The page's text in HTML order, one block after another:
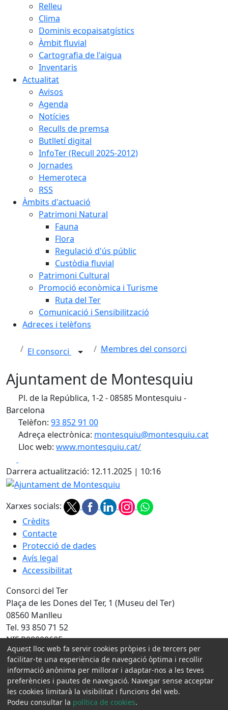
Relleu
Clima
Dominis ecopaisatgístics
Àmbit fluvial
Cartografia de l'aigua
Inventaris
Actualitat
Avisos
Agenda
Notícies
Reculls de premsa
Butlletí digital
InfoTer (Recull 2025-2012)
Jornades
Hemeroteca
RSS
Àmbits d'actuació
Patrimoni Natural
Fauna
Flora
Regulació d'ús públic
Custòdia fluvial
Patrimoni Cultural
Promoció econòmica i Turisme
Ruta del Ter
Comunicació i Sensibilització
Adreces i telèfons
El consorci Membres del consorci
Ajuntament de Montesquiu
Pl. de la República, 1-2 - 08585 Montesquiu -
Barcelona
Telèfon: 93 852 91 00
Adreça electrònica: montesquiu@montesquiu.cat
Lloc web: www.montesquiu.cat/
Darrera actualització: 12.11.2025 | 10:16
Ajuntament de Montesquiu
Xarxes socials:
Crèdits
Contacte
Protecció de dades
Avís legal
Accessibilitat
Consorci del Ter
Plaça de les Dones del Ter, 1 (Museu del Ter)
08560 Manlleu
Tel. 93 850 71 52
NIF P0800060F
Amb la col·laboració de:
Aquest lloc web fa servir cookies pròpies i de tercers per
facilitar-te una experiència de navegació òptima i recollir
informació anònima per millorar i adaptar-nos a les teves
preferències i pautes de navegació. Navegar sense acceptar
les cookies limitarà la visibilitat i funcions del web.
Podeu consultar la política de cookies.